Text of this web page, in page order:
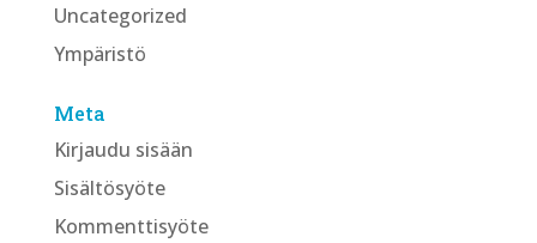
Uncategorized
Ympäristö
Meta
Kirjaudu sisään
Sisältösyöte
Kommenttisyöte